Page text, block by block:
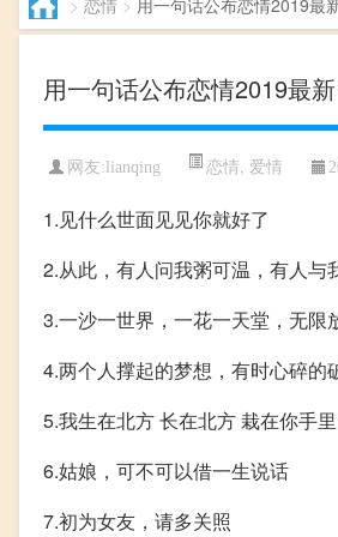
用一句话公布恋情2019最
网友:lianqing 恋情, 爱情
1.见什么世面见见你就好了
2.从此，有人问我粥可温，有人与
3.一沙一世界，一花一天堂，无限
4.两个人撑起的梦想，有时心碎的
5.我生在北方 长在北方 栽在你手
6.姑娘，可不可以借一生说话
7.初为女友，请多关照